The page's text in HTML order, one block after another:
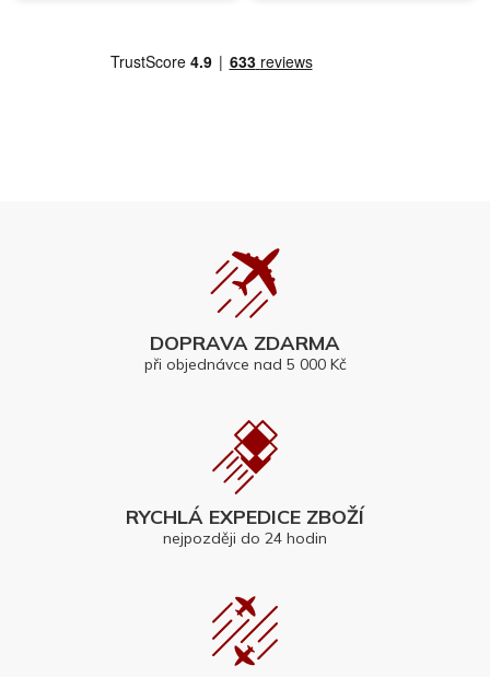
DOPRAVA ZDARMA
při objednávce nad 5 000 Kč
RYCHLÁ EXPEDICE ZBOŽÍ
nejpozději do 24 hodin